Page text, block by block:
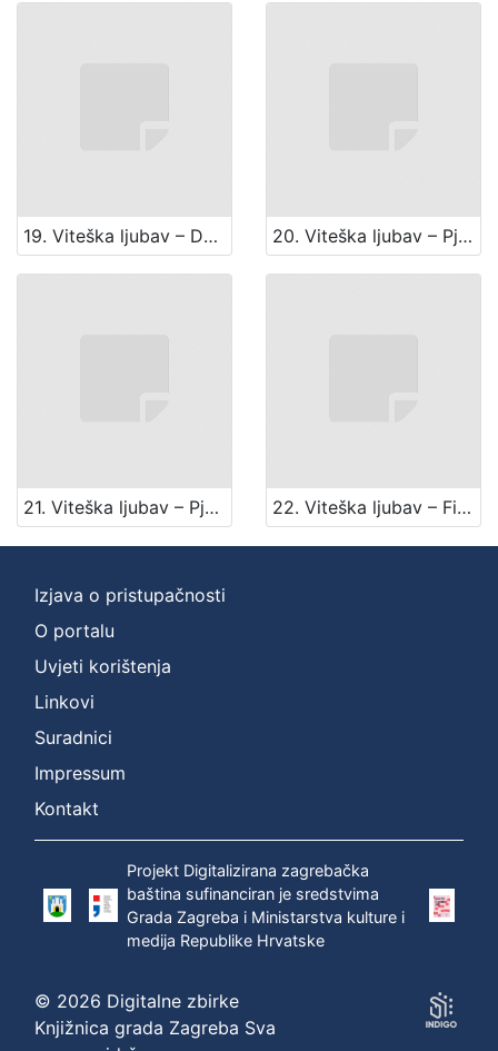
19. Viteška ljubav – Duet trubadura i dvorske dame 20. Viteška ljubav – Pjesma kneginjice
21. Viteška ljubav – Pjesma i zbor 22. Viteška ljubav – Finale II. čina
Izjava o pristupačnosti
O portalu
Uvjeti korištenja
Linkovi
Suradnici
Impressum
Kontakt
Projekt Digitalizirana zagrebačka
baština sufinanciran je sredstvima
Grada Zagreba i Ministarstva kulture i
medija Republike Hrvatske
© 2026 Digitalne zbirke
Knjižnica grada Zagreba Sva